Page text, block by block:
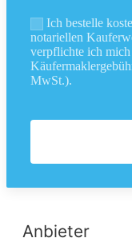
Ich bestelle
notariellen
verpflichte ich
MwSt.).
Anbieter